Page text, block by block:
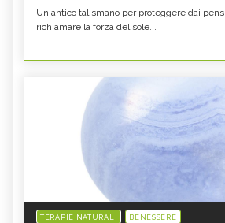
Un antico talismano per proteggere dai
richiamare la forza del sole...
TERAPIE NATURALI BENESSERE